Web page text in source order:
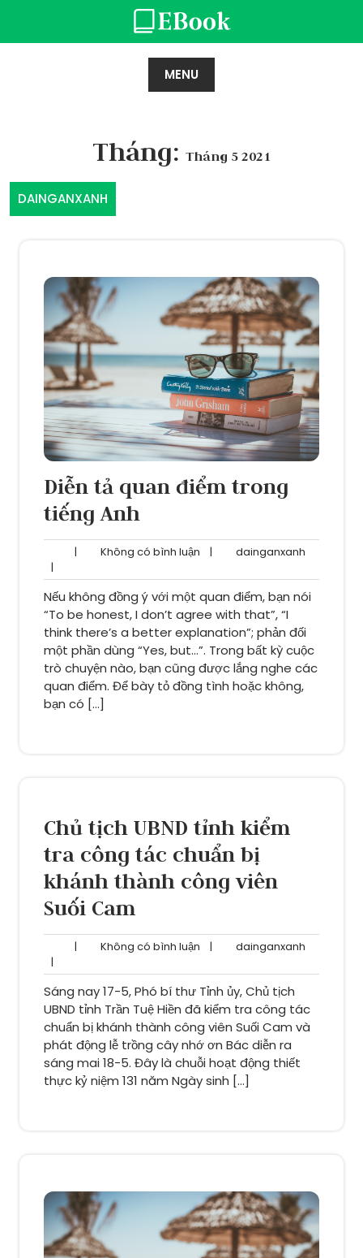
content
MENU
Tháng: Tháng 5 2021
DAINGANXANH
Diễn tả quan điểm trong
tiếng Anh
| Không có bình luận Không
bình
luận
| dainganxanh
|
Nếu không đồng ý với một quan điểm, bạn nói
“To be honest, I don’t agree with that”, “I
think there’s a better explanation”; phản đối
một phần dùng “Yes, but…”. Trong bất kỳ cuộc
trò chuyện nào, bạn cũng được lắng nghe các
quan điểm. Để bày tỏ đồng tình hoặc không,
bạn có […]
Chủ tịch UBND tỉnh kiểm
tra công tác chuẩn bị
khánh thành công viên
Suối Cam
| Không có bình luận Không
bình
luận
| dainganxanh
|
Sáng nay 17-5, Phó bí thư Tỉnh ủy, Chủ tịch
UBND tỉnh Trần Tuệ Hiền đã kiểm tra công tác
chuẩn bị khánh thành công viên Suối Cam và
phát động lễ trồng cây nhớ ơn Bác diễn ra
sáng mai 18-5. Đây là chuỗi hoạt động thiết
thực kỷ niệm 131 năm Ngày sinh […]